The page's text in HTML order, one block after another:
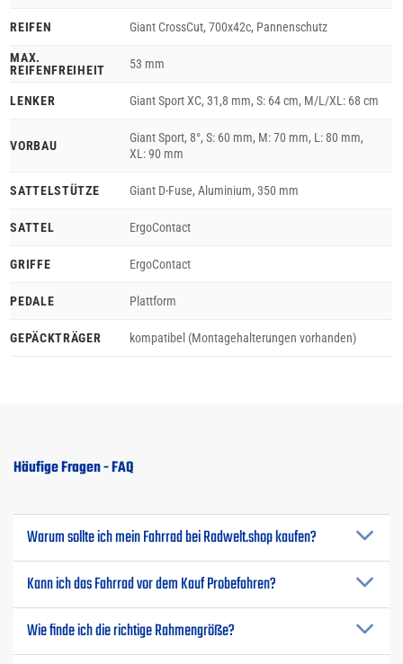
REIFEN Giant CrossCut, 700x42c, Pannenschutz
MAX.
REIFENFREIHEIT
53 mm
LENKER Giant Sport XC, 31,8 mm, S: 64 cm, M/L/XL: 68 cm
VORBAU
Giant Sport, 8°, S: 60 mm, M: 70 mm, L: 80 mm,
XL: 90 mm
SATTELSTÜTZE Giant D-Fuse, Aluminium, 350 mm
SATTEL ErgoContact
GRIFFE ErgoContact
PEDALE Plattform
GEPÄCKTRÄGER kompatibel (Montagehalterungen vorhanden)
Häufige Fragen - FAQ
Warum sollte ich mein Fahrrad bei Radwelt.shop kaufen?
Kann ich das Fahrrad vor dem Kauf Probefahren?
Wie finde ich die richtige Rahmengröße?